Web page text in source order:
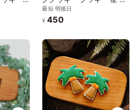
ンケ
キ 誕
いい お
キ
コレーションケーキ オリ
ジナルケーキ 誕生日 バー
菓子 推し活 推しケーキ
最短 明後日
¥ 450